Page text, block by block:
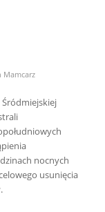
Mamcarz
nocnych
usunięcia